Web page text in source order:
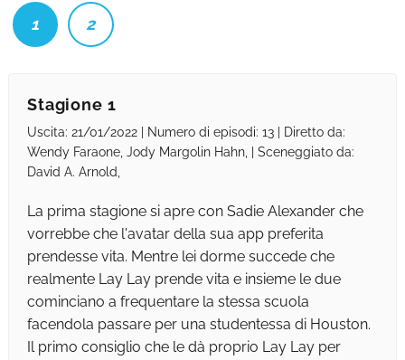
1 2
Stagione 1
Uscita: 21/01/2022 | Numero di episodi: 13 | Diretto da:
Wendy Faraone, Jody Margolin Hahn, | Sceneggiato da:
David A. Arnold,
La prima stagione si apre con Sadie Alexander che
vorrebbe che l'avatar della sua app preferita
prendesse vita. Mentre lei dorme succede che
realmente Lay Lay prende vita e insieme le due
cominciano a frequentare la stessa scuola
facendola passare per una studentessa di Houston.
Il primo consiglio che le dà proprio Lay Lay per